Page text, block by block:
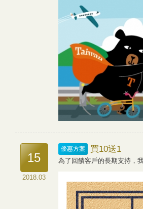
15
2018.03
優惠方案 買10送1
為了回饋客戶的長期支持，